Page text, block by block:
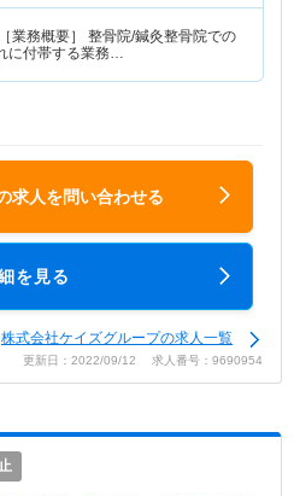
業務概要］ 整骨院/鍼灸整骨院での
に付帯する業務…
求人を問い合わせる
を見る
株式会社ケイズグループの求人一覧
更新日：2022/09/12 求人番号：9690954